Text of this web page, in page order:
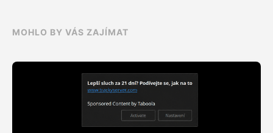
MOHLO BY VÁS ZAJÍMAT